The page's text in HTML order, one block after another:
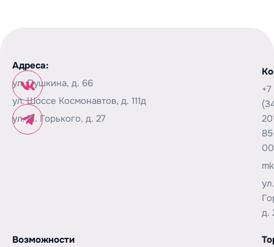
Адреса:
ул. Пушкина, д. 66
ул. Шоссе Космонавтов, д. 111д
ул. М. Горького, д. 27
+7
00
д.
Возможности